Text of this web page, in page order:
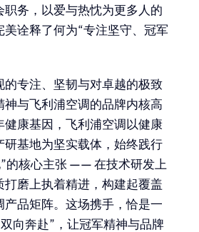
务，以爱与热忱为更多人的
诠释了何为“专注坚守、冠军
的专注、坚韧与对卓越的极致
与飞利浦空调的品牌内核高
健康基因，飞利浦空调以健康
研基地为坚实载体，始终践行
的核心主张 —— 在技术研发上
磨上执着精进，构建起覆盖
品矩阵。这场携手，恰是一
向奔赴”，让冠军精神与品牌